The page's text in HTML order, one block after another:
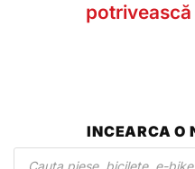
INCEARCA O
Products